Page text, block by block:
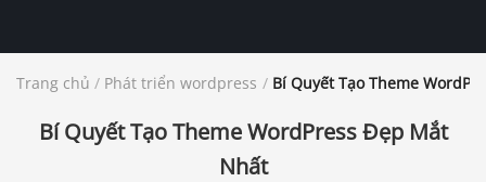
Trang chủ / Phát triển wordpress / Bí Quyết Tạo Theme
Bí Quyết Tạo Theme WordPress Đẹp Mắt
Nhất